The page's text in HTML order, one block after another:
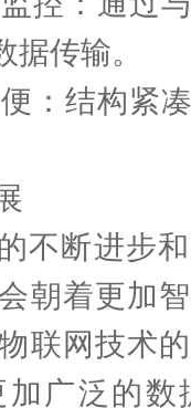
传输。
结构紧凑
断进步和
朝着更加
联网技术
广泛的数